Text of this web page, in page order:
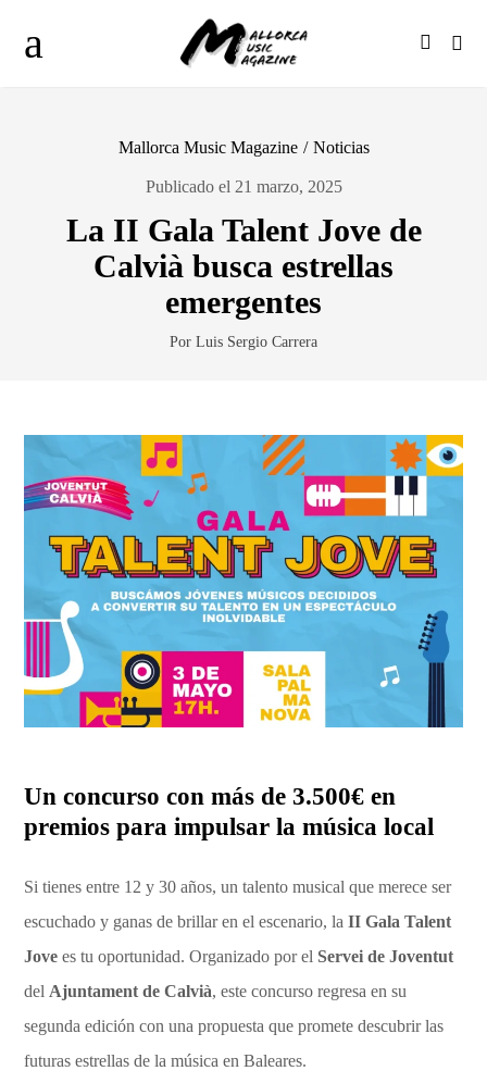
Mallorca Music Magazine / Noticias
Publicado el 21 marzo, 2025
La II Gala Talent Jove de
Calvià busca estrellas
emergentes
Por Luis Sergio Carrera
Un concurso con más de 3.500€ en
premios para impulsar la música local
Si tienes entre 12 y 30 años, un talento musical que merece ser
escuchado y ganas de brillar en el escenario, laII Gala Talent
Jove es tu oportunidad. Organizado por el Servei de Joventut
del Ajuntament de Calvià, este concurso regresa en su
segunda edición con una propuesta que promete descubrir las
futuras estrellas de la música en Baleares.